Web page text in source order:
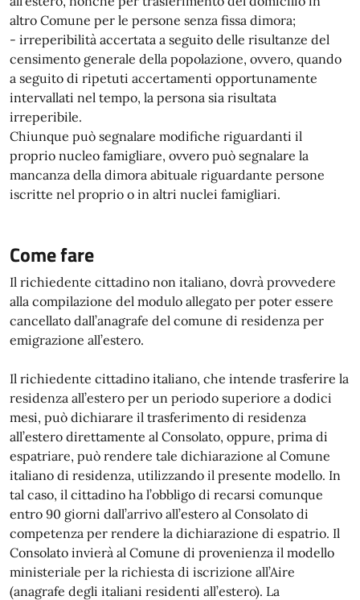
altro Comune per le persone senza fissa dimora;
- irreperibilità accertata a seguito delle risultanze del
censimento generale della popolazione, ovvero, quando
a seguito di ripetuti accertamenti opportunamente
intervallati nel tempo, la persona sia risultata
irreperibile.
Chiunque può segnalare modifiche riguardanti il
proprio nucleo famigliare, ovvero può segnalare la
mancanza della dimora abituale riguardante persone
iscritte nel proprio o in altri nuclei famigliari.
Come fare
Il richiedente cittadino non italiano, dovrà provvedere
alla compilazione del modulo allegato per poter essere
cancellato dall’anagrafe del comune di residenza per
emigrazione all’estero.
Il richiedente cittadino italiano, che intende trasferire la
residenza all’estero per un periodo superiore a dodici
mesi, può dichiarare il trasferimento di residenza
all’estero direttamente al Consolato, oppure, prima di
espatriare, può rendere tale dichiarazione al Comune
italiano di residenza, utilizzando il presente modello. In
tal caso, il cittadino ha l’obbligo di recarsi comunque
entro 90 giorni dall’arrivo all’estero al Consolato di
competenza per rendere la dichiarazione di espatrio. Il
Consolato invierà al Comune di provenienza il modello
ministeriale per la richiesta di iscrizione all’Aire
(anagrafe degli italiani residenti all’estero). La